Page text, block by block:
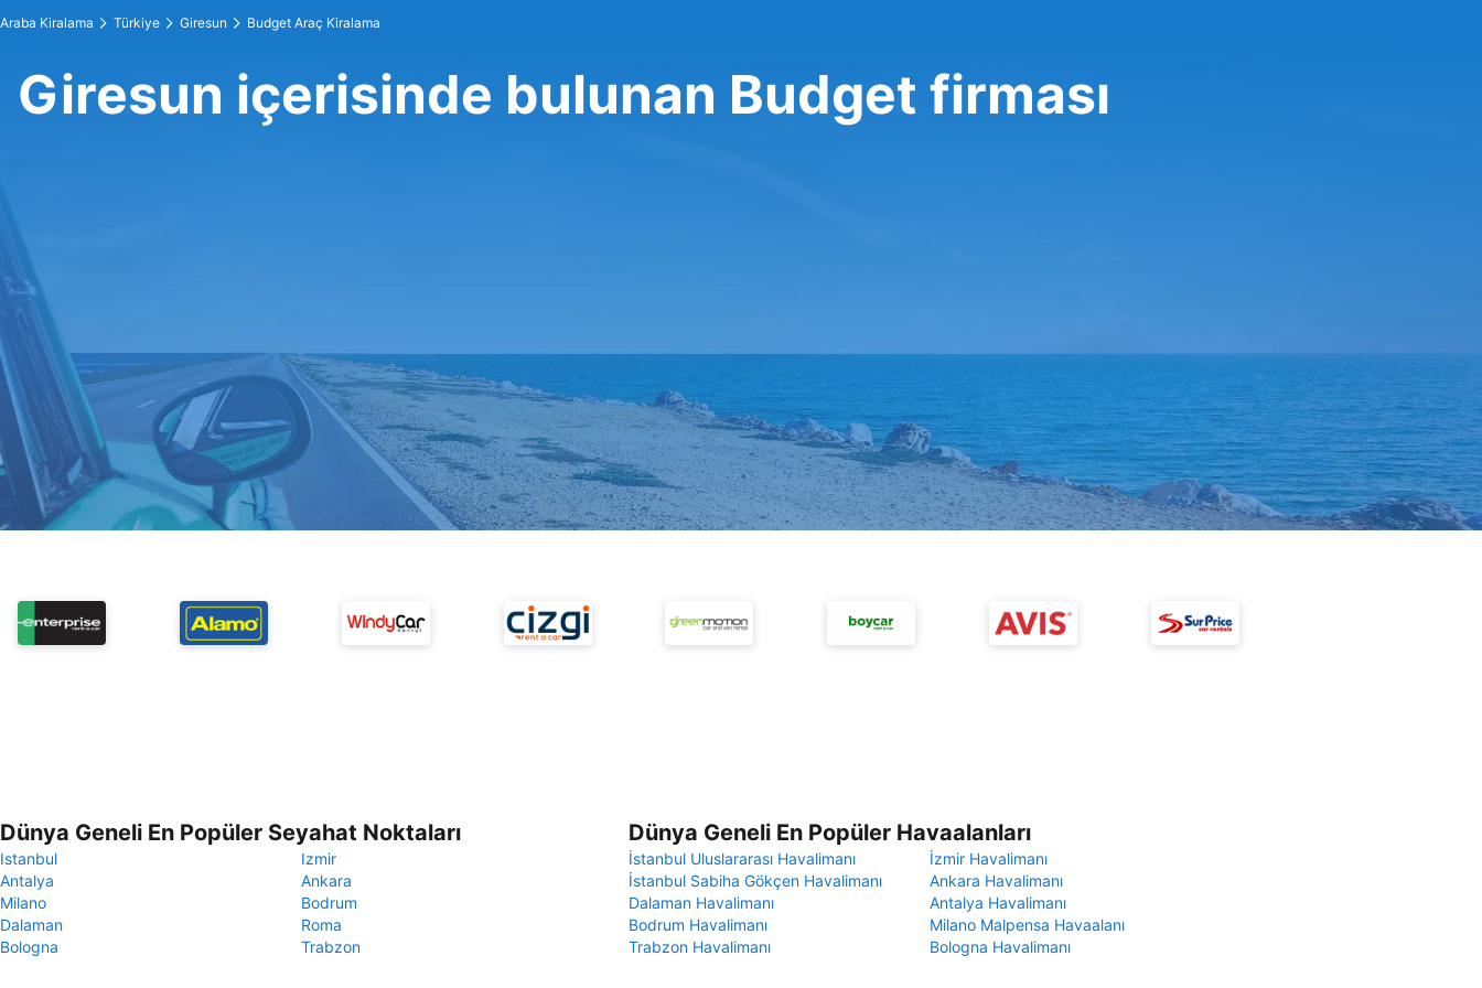
Araba Kiralama Türkiye Giresun Budget Araç Kiralama
Giresun içerisinde bulunan Budget firması
Dünya Geneli En Popüler Seyahat Noktaları
Istanbul
Izmir
Antalya
Ankara
Milano
Bodrum
Dalaman
Roma
Bologna
Trabzon
Dünya Geneli En Popüler Havaalanları
İstanbul Uluslararası Havalimanı
İzmir Havalimanı
İstanbul Sabiha Gökçen Havalimanı
Ankara Havalimanı
Dalaman Havalimanı
Antalya Havalimanı
Bodrum Havalimanı
Milano Malpensa Havaalanı
Trabzon Havalimanı
Bologna Havalimanı